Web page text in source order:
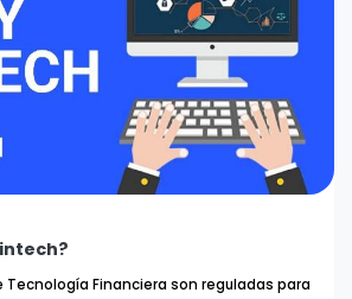
Financiera son reguladas para